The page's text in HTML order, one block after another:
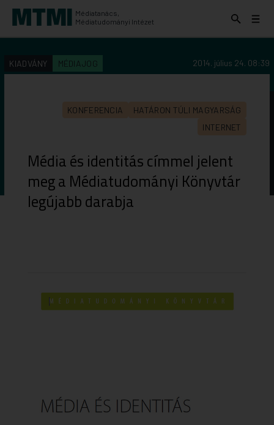
Médiatanács,
Médiatudományi Intézet
KERESÉS AZ INTÉZET ANYAGAI KÖZÖTT
Keresés
Menü
KIADVÁNY MÉDIAJOG 2014. július 24. 08:39
KONFERENCIA
HATÁRON TÚLI MAGYARSÁG
INTERNET
Média és identitás címmel jelent
meg a Médiatudományi Könyvtár
legújabb darabja